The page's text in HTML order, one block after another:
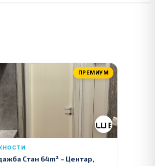
ПРЕМИУМ
Стан 64m² – Центар,